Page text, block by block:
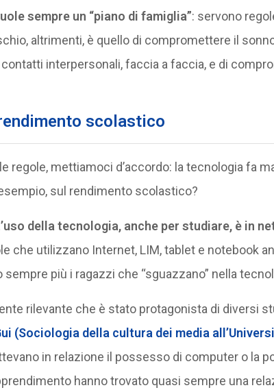
sempre un “piano di famiglia”: servono
altrimenti, è quello di compromettere il
contatti interpersonali, faccia a faccia, e di
scolastico
regole, mettiamoci d’accordo: la tecnologia fa
sul rendimento scolastico?
della tecnologia, anche per studiare, è in
che utilizzano Internet, LIM, tablet e notebook
più i ragazzi che “sguazzano” nella
rilevante che è stato protagonista di diversi
(Sociologia della cultura dei media
in relazione il possesso di computer o la
hanno trovato quasi sempre una